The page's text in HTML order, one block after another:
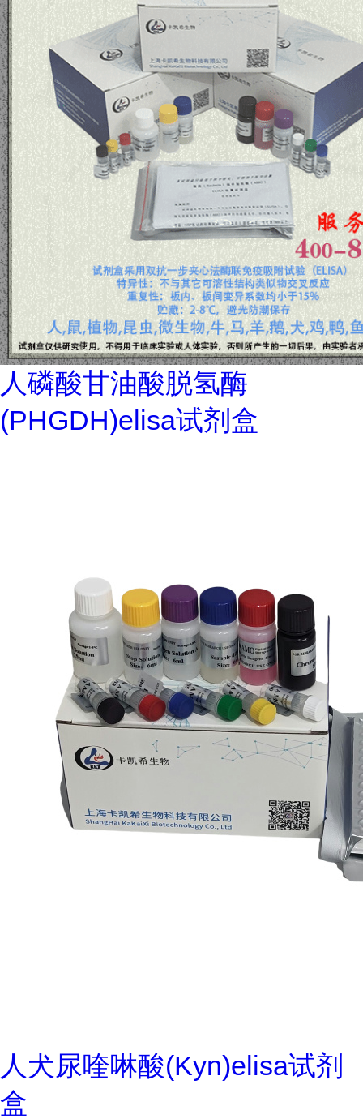
人磷酸甘油酸脱氢酶
(PHGDH)elisa试剂盒
人犬尿喹啉酸(Kyn)elisa试剂
盒